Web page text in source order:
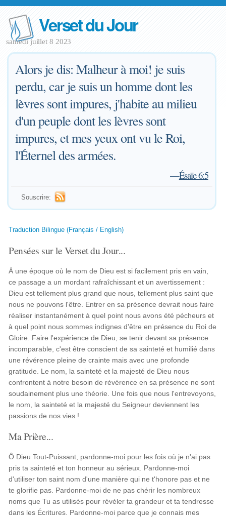
Verset du Jour
samedi juillet 8 2023
Alors je dis: Malheur à moi! je suis
perdu, car je suis un homme dont les
lèvres sont impures, j'habite au milieu
d'un peuple dont les lèvres sont
impures, et mes yeux ont vu le Roi,
l'Éternel des armées.
—Ésaïe 6:5
Souscrire:
Traduction Bilingue (Français / English)
Pensées sur le Verset du Jour...
À une époque où le nom de Dieu est si facilement pris en vain,
ce passage a un mordant rafraîchissant et un avertissement :
Dieu est tellement plus grand que nous, tellement plus saint que
nous ne pouvons l'être. Entrer en sa présence devrait nous faire
réaliser instantanément à quel point nous avons été pécheurs et
à quel point nous sommes indignes d'être en présence du Roi de
Gloire. Faire l'expérience de Dieu, se tenir devant sa présence
incomparable, c'est être conscient de sa sainteté et humilié dans
une révérence pleine de crainte mais avec une profonde
gratitude. Le nom, la sainteté et la majesté de Dieu nous
confrontent à notre besoin de révérence en sa présence ne sont
soudainement plus une théorie. Une fois que nous l'entrevoyons,
le nom, la sainteté et la majesté du Seigneur deviennent les
passions de nos vies !
Ma Prière...
Ô Dieu Tout-Puissant, pardonne-moi pour les fois où je n'ai pas
pris ta sainteté et ton honneur au sérieux. Pardonne-moi
d'utiliser ton saint nom d'une manière qui ne t'honore pas et ne
te glorifie pas. Pardonne-moi de ne pas chérir les nombreux
noms que Tu as utilisés pour révéler ta grandeur et ta tendresse
dans les Écritures. Pardonne-moi parce que je connais mes